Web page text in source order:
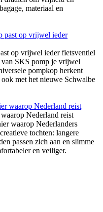
materiaal en
op vrijwel ieder fietsventiel
SKS pomp je vrijwel
pompkop herkent
met het nieuwe Schwalbe
Nederland reist
waarop Nederlanders
tochten: langere
passen zich aan en slimme
en veiliger.